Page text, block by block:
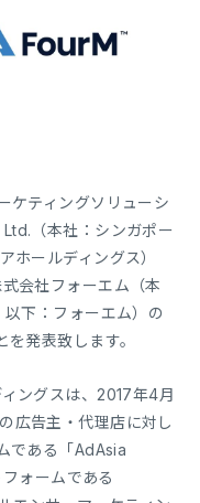
ケティングソリューシ
（本社：シンガポー
ホールディングス）
会社フォーエム（本
下：フォーエム）の
発表致します。
ングスは、2017年4月
広告主・代理店に対し
である「AdAsia
ォームである